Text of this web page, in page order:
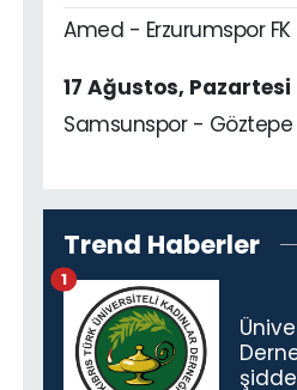
Amed - Erzurumspor FK
17 Ağustos, Pazartesi
Samsunspor - Göztepe
Trend Haberler
1